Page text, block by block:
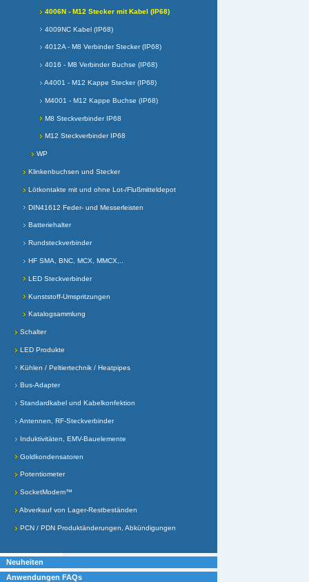
4006N - M12 Stecker mit Kabel (IP68)
4009NC Kabel (IP68)
4012A - M8 Verbinder Stecker (IP68)
4016 - M8 Verbinder Buchse (IP68)
A4001 - M12 Kappe Stecker (IP68)
M4001 - M12 Kappe Buchse (IP68)
M8 Steckverbinder IP68
M12 Steckverbinder IP68
WP
Klinkenbuchsen und Stecker
Lötkontakte mit und ohne Lot-/Flußmitteldepot
DIN41612 Feder- und Messerleisten
Batteriehalter
Rundsteckverbinder
HF SMA, BNC, MCX, MMCX,..
LED Steckverbinder
Kunststoff-Umspritzungen
Katalogsammlung
Schalter
LED Produkte
Kühlen / Peltiertechnik / Heatpipes
Bus-Adapter
Standardkabel und Kabelkonfektion
Antennen, RF-Steckverbinder
Induktivitäten, EMV-Bauelemente
Goldkondensatoren
Potentiometer
SocketModem™
Abverkauf von Lager-Restbeständen
PCN / PDN Produktänderungen, Abkündigungen
Neuheiten
Anwendungen FAQs